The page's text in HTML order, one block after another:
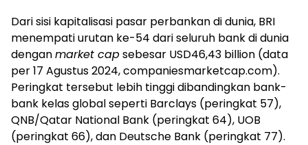
Dari sisi kapitalisasi pasar perbankan di dunia, BRI
menempati urutan ke-54 dari seluruh bank di dunia
denganmarket capsebesar USD46,43 billion (data
per 17 Agustus 2024, companiesmarketcap.com).
Peringkat tersebut lebih tinggi dibandingkan bank-
bank kelas global seperti Barclays (peringkat 57),
QNB/Qatar National Bank (peringkat 64), UOB
(peringkat 66), dan Deutsche Bank (peringkat 77).